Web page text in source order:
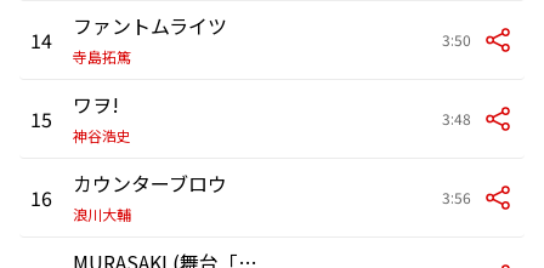
14 ファントムライツ
寺島拓篤
3:50
15 ワヲ!
神谷浩史
3:48
16 カウンターブロウ
浪川大輔
3:56
MURASAKI (舞台「PRINCE KAGUYA」テーマソング)